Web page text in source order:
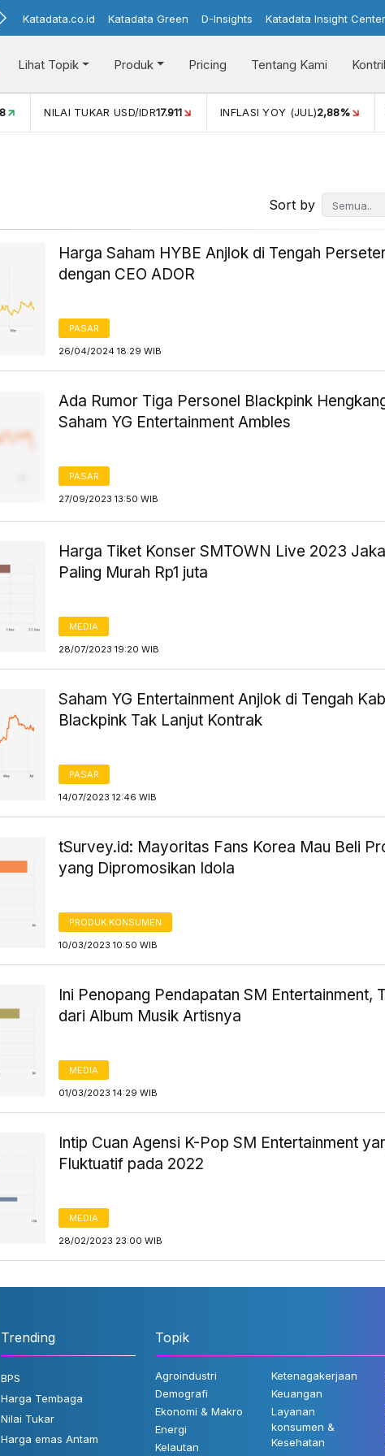
Katadata.co.id Katadata Green D-Insights Katadata Insight Center
Lihat Topik Produk Pricing Tentang Kami
INFLASI YOY (JUL)2,88% INFLASI MOM (JUL)-0,14%
Sort by
Harga Saham HYBE Anjlok di Tengah
dengan CEO ADOR
PASAR
26/04/2024 18:29 WIB
Ada Rumor Tiga Personel Blackpink
Saham YG Entertainment Ambles
PASAR
27/09/2023 13:50 WIB
Harga Tiket Konser SMTOWN Live 2023
Paling Murah Rp1 juta
MEDIA
28/07/2023 19:20 WIB
Saham YG Entertainment Anjlok di Tengah
Blackpink Tak Lanjut Kontrak
PASAR
14/07/2023 12:46 WIB
tSurvey.id: Mayoritas Fans Korea Mau Beli
yang Dipromosikan Idola
PRODUK KONSUMEN
10/03/2023 10:50 WIB
Ini Penopang Pendapatan SM Entertainment,
dari Album Musik Artisnya
MEDIA
01/03/2023 14:29 WIB
Intip Cuan Agensi K-Pop SM Entertainment
Fluktuatif pada 2022
MEDIA
28/02/2023 23:00 WIB
Trending
BPS
Harga Tembaga
Nilai Tukar
Harga emas Antam
Topik
Agroindustri
Demografi
Ekonomi & Makro
Energi
Kelautan
Ketenagakerjaan
Keuangan
Layanan
konsumen &
Kesehatan